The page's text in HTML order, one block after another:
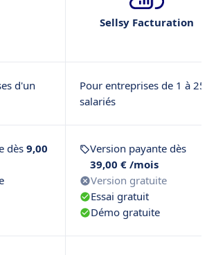
Sellsy Facturation
d'un
Pour entreprises de 1 à
salariés
dès9,00
Version payante dès
39,00 € /mois
Version gratuite
Essai gratuit
Démo gratuite